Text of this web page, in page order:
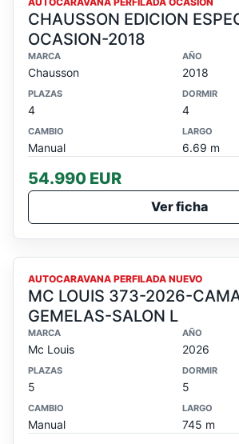
CHAUSSON EDICION
OCASION-2018
MARCA
Chausson
AÑO
2018
PLAZAS
4
DORMIR
4
CAMBIO
Manual
LARGO
6.69 m
54.990 EUR
Ver ficha
PROXIMAMENTE
AUTOCARAVANA PERFILADA NUEVO
MC LOUIS 373-2026-
GEMELAS-SALON L
MARCA
Mc Louis
AÑO
2026
PLAZAS
5
DORMIR
5
CAMBIO
Manual
LARGO
745 m